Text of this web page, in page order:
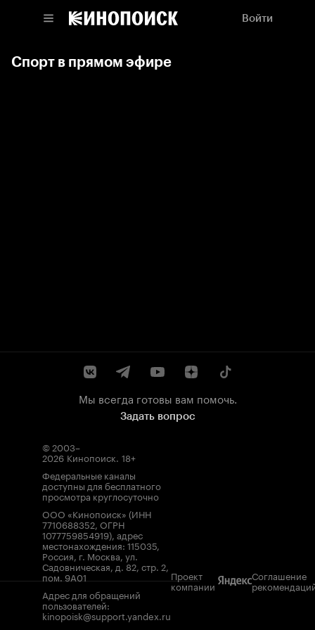
Войти
Спорт в прямом эфире
Мы всегда готовы вам помочь.
Задать вопрос
© 2003–
2026 Кинопоиск. 18+
Федеральные каналы
доступны для бесплатного
просмотра круглосуточно
ООО «Кинопоиск» (ИНН
7710688352, ОГРН
1077759854919), адрес
местонахождения: 115035,
Россия, г. Москва, ул.
Садовническая, д. 82, стр. 2,
пом. 9А01
Адрес для обращений
пользователей:
kinopoisk@support.yandex.ru
Проект
компании
Соглашение